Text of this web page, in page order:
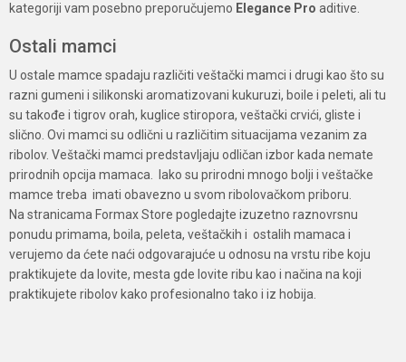
kategoriji vam posebno preporučujemo Elegance Pro aditive.
Ostali mamci
U ostale mamce spadaju različiti veštački mamci i drugi kao što su
razni gumeni i silikonski aromatizovani kukuruzi, boile i peleti, ali tu
su takođe i tigrov orah, kuglice stiropora, veštački crvići, gliste i
slično. Ovi mamci su odlični u različitim situacijama vezanim za
ribolov. Veštački mamci predstavljaju odličan izbor kada nemate
prirodnih opcija mamaca. Iako su prirodni mnogo bolji i veštačke
mamce treba imati obavezno u svom ribolovačkom priboru.
Na stranicama Formax Store pogledajte izuzetno raznovrsnu
ponudu primama, boila, peleta, veštačkih i ostalih mamaca i
verujemo da ćete naći odgovarajuće u odnosu na vrstu ribe koju
praktikujete da lovite, mesta gde lovite ribu kao i načina na koji
praktikujete ribolov kako profesionalno tako i iz hobija.